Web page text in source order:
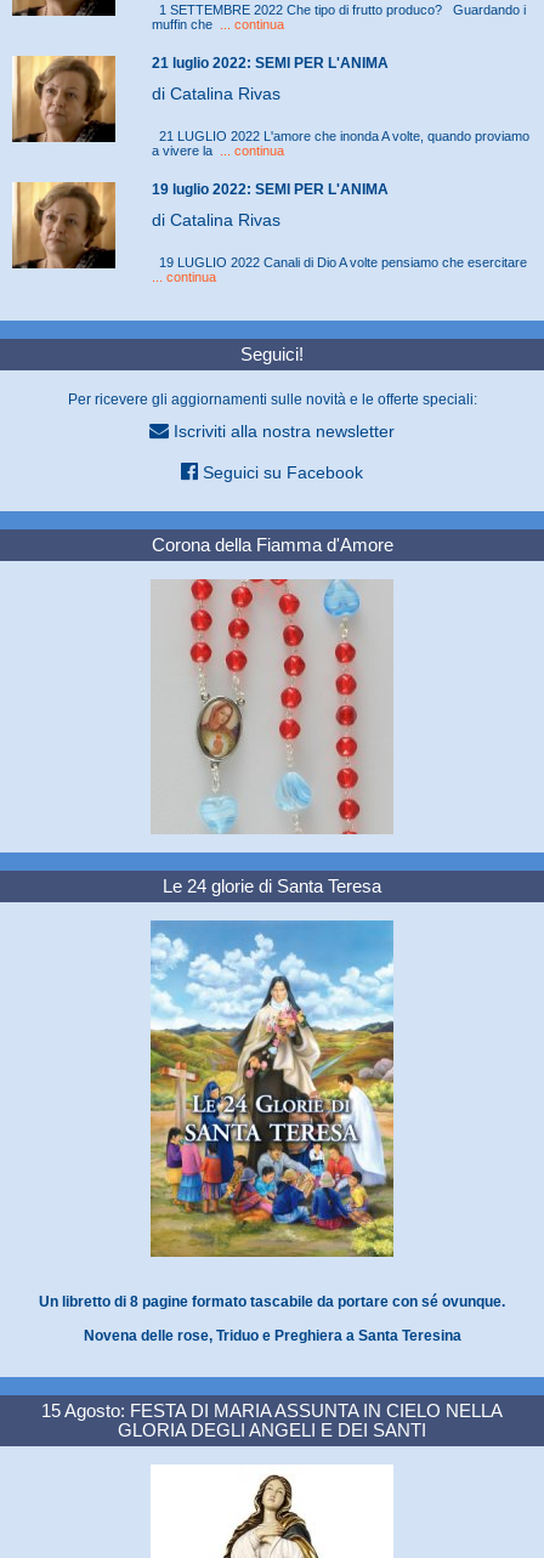
1 SETTEMBRE 2022 Che tipo di frutto produco? Guardando i
muffin che
... continua
21 luglio 2022: SEMI PER L'ANIMA
di Catalina Rivas
21 LUGLIO 2022 L'amore che inonda A volte, quando proviamo
a vivere la
... continua
19 luglio 2022: SEMI PER L'ANIMA
di Catalina Rivas
19 LUGLIO 2022 Canali di Dio A volte pensiamo che esercitare
... continua
Seguici!
Per ricevere gli aggiornamenti sulle novità e le offerte speciali:
Iscriviti alla nostra newsletter
Seguici su Facebook
Corona della Fiamma d'Amore
Le 24 glorie di Santa Teresa
Un libretto di 8 pagine formato tascabile da portare con sé ovunque.
Novena delle rose, Triduo e Preghiera a Santa Teresina
15 Agosto: FESTA DI MARIA ASSUNTA IN CIELO NELLA
GLORIA DEGLI ANGELI E DEI SANTI